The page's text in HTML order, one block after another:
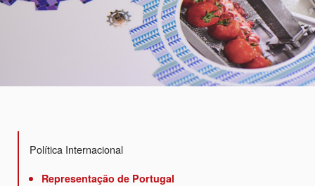
Política Internacional
Representação de Portugal